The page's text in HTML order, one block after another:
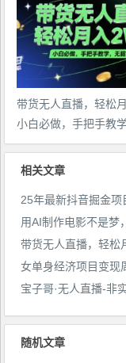
带货无人直播，轻松
小白必做，手把手教
作(附学习资料)
相关文章
女单身经济项目变现
随机文章